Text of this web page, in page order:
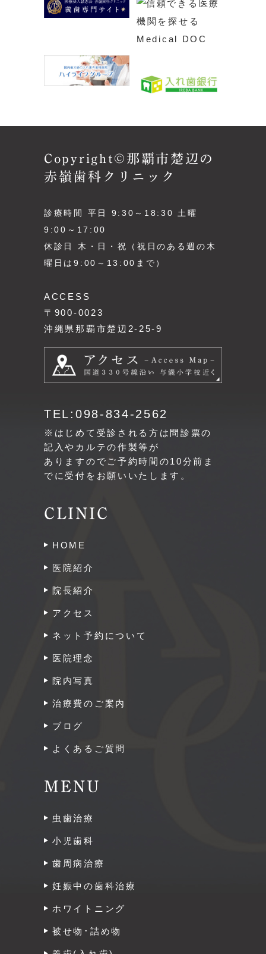
Copyright©那覇市楚辺の
赤嶺歯科クリニック
診療時間 平日 9:30～18:30 土曜
9:00～17:00
休診日 木・日・祝（祝日のある週の木
曜日は9:00～13:00まで）
ACCESS
〒900-0023
沖縄県那覇市楚辺2-25-9
TEL:098-834-2562
※はじめて受診される方は問診票の
記入やカルテの作製等が
ありますのでご予約時間の10分前ま
でに受付をお願いいたします。
CLINIC
HOME
医院紹介
院長紹介
アクセス
ネット予約について
医院理念
院内写真
治療費のご案内
ブログ
よくあるご質問
MENU
虫歯治療
小児歯科
歯周病治療
妊娠中の歯科治療
ホワイトニング
被せ物･詰め物